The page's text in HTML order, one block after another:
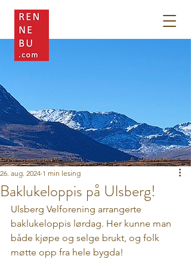
Baklukeloppis på Ulsberg!
26. aug. 2024 1 min lesing
Ulsberg Velforening arrangerte
baklukeloppis lørdag. Her kunne man
både kjøpe og selge brukt, og folk
møtte opp fra hele bygda!